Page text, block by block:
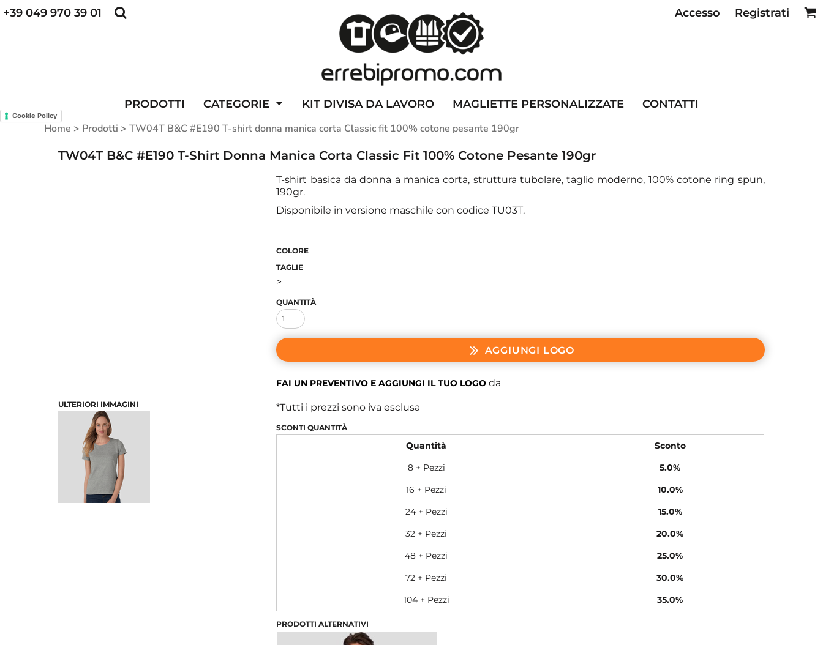
+39 049 970 39 01 Accesso Registrati
PRODOTTI CATEGORIE KIT DIVISA DA LAVORO MAGLIETTE PERSONALIZZATE CONTATTI
Cookie Policy
Home > Prodotti > TW04T B&C #E190 T-shirt donna manica corta Classic fit 100% cotone pesante 190gr
TW04T B&C #E190 T-Shirt Donna Manica Corta Classic Fit 100% Cotone Pesante 190gr
ULTERIORI IMMAGINI
T-shirt basica da donna a manica corta, struttura tubolare, taglio moderno, 100% cotone ring spun,
190gr.
Disponibile in versione maschile con codice TU03T.
COLORE
TAGLIE
>
QUANTITÀ
AGGIUNGI LOGO
FAI UN PREVENTIVO E AGGIUNGI IL TUO LOGO da
*Tutti i prezzi sono iva esclusa
SCONTI QUANTITÀ
Quantità
Sconto
8 + Pezzi
5.0%
16 + Pezzi
10.0%
24 + Pezzi
15.0%
32 + Pezzi
20.0%
48 + Pezzi
25.0%
72 + Pezzi
30.0%
104 + Pezzi
35.0%
PRODOTTI ALTERNATIVI
PRODOTTI
MAGLIETTE PERSONALIZZATE
CONTATTI
ACCESSO
POLO PERSONALIZZATE
DIVISE RISTORAZIONE
POLO PERSONALIZZATE CAPPELLINI PERSONALIZZATI ALTA VISIBILITA'